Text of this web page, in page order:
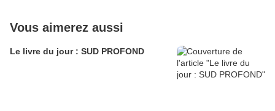
Vous aimerez aussi
Le livre du jour : SUD PROFOND